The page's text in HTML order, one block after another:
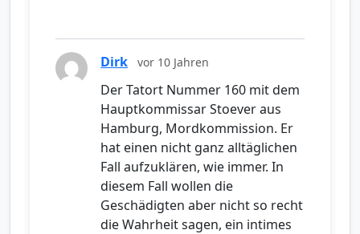
Dirk vor 10 Jahren
Der Tatort Nummer 160 mit dem
Hauptkommissar Stoever aus
Hamburg, Mordkommission. Er
hat einen nicht ganz alltäglichen
Fall aufzuklären, wie immer. In
diesem Fall wollen die
Geschädigten aber nicht so recht
die Wahrheit sagen, ein intimes